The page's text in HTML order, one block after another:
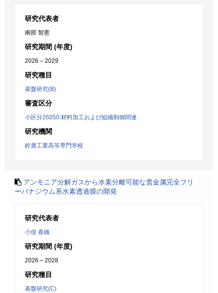
研究代表者
南部 智憲
研究期間 (年度)
2026 – 2029
研究種目
基盤研究(B)
審査区分
小区分26050:材料加工および組織制御関連
研究機関
鈴鹿工業高等専門学校
アンモニア分解ガスから水素分離可能な貴金属完全フリ
ーバナジウム系水素透過膜の開発
研究代表者
小俣 香織
研究期間 (年度)
2026 – 2028
研究種目
基盤研究(C)